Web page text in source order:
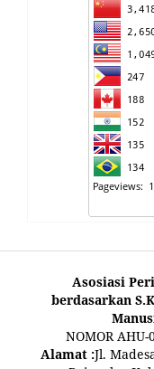
Asosiasi
berdasarkan
NOMOR
Alamat :Jl.